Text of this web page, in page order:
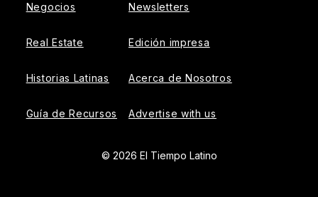
Negocios
Real Estate
Historias Latinas
Guía de Recursos
Newsletters
Edición impresa
Acerca de Nosotros
Advertise with us
© 2026 El Tiempo Latino